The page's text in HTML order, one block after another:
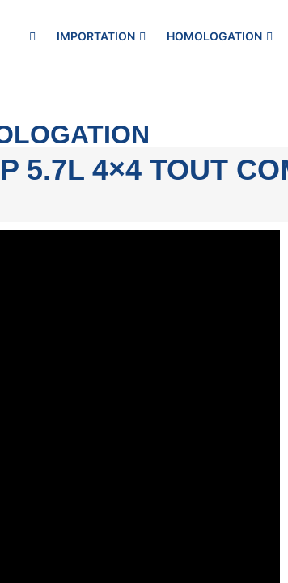
IMPORTATION HOMOLOGATION
5.7L 4×4 TOUT